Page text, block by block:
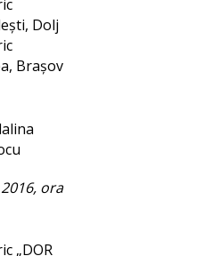
Dolj
Braşov
ora
„DOR